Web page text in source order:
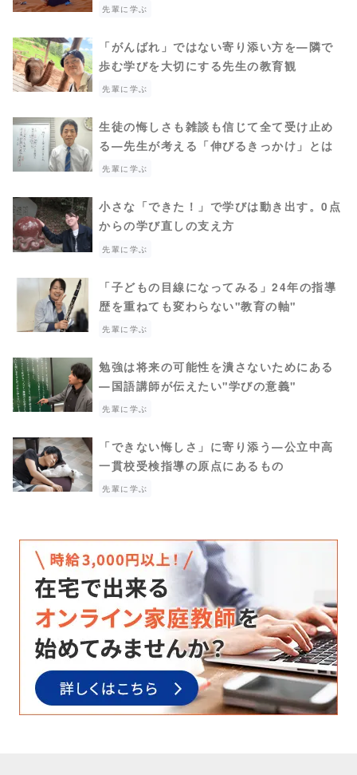
先輩に学ぶ
「がんばれ」ではない寄り添い方を―隣で
歩む学びを大切にする先生の教育観
先輩に学ぶ
生徒の悔しさも雑談も信じて全て受け止め
る―先生が考える「伸びるきっかけ」とは
先輩に学ぶ
小さな「できた！」で学びは動き出す。0点
からの学び直しの支え方
先輩に学ぶ
「子どもの目線になってみる」24年の指導
歴を重ねても変わらない"教育の軸"
先輩に学ぶ
勉強は将来の可能性を潰さないためにある
―国語講師が伝えたい"学びの意義"
先輩に学ぶ
「できない悔しさ」に寄り添う―公立中高
一貫校受検指導の原点にあるもの
先輩に学ぶ